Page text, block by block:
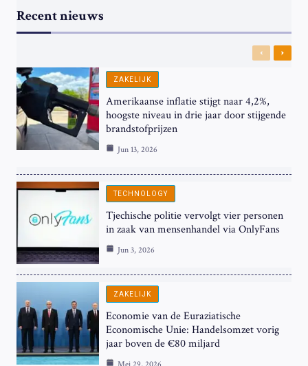
Recent nieuws
Previous
Next
ZAKELIJK
Amerikaanse inflatie stijgt naar 4,2%,
hoogste niveau in drie jaar door stijgende
brandstofprijzen
Jun 13, 2026
TECHNOLOGY
Tjechische politie vervolgt vier personen
in zaak van mensenhandel via OnlyFans
Jun 3, 2026
ZAKELIJK
Economie van de Euraziatische
Economische Unie: Handelsomzet vorig
jaar boven de €80 miljard